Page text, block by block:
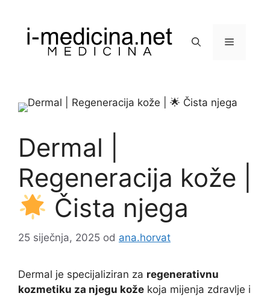
sadržaj
Izbornik
Dermal |
Regeneracija kože |
Čista njega
25 siječnja, 2025 od ana.horvat
Dermal je specijaliziran za regenerativnu
kozmetiku za njegu kože koja mijenja zdravlje i